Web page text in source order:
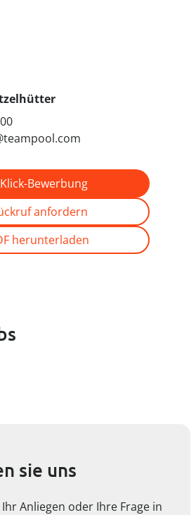
Bewerbung
anfordern
herunterladen
sie uns
Anliegen oder Ihre Frage in